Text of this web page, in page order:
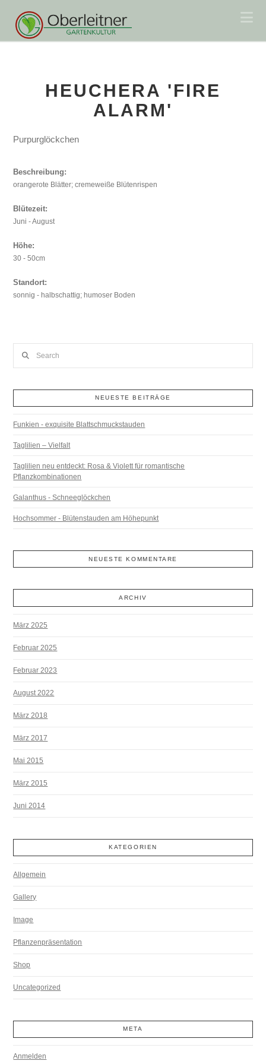
HEUCHERA 'FIRE
ALARM'
Purpurglöckchen
Beschreibung:
orangerote Blätter; cremeweiße Blütenrispen
Blütezeit:
Juni - August
Höhe:
30 - 50cm
Standort:
sonnig - halbschattig; humoser Boden
NEUESTE BEITRÄGE
Funkien - exquisite Blattschmuckstauden
Taglilien – Vielfalt
Taglilien neu entdeckt: Rosa & Violett für romantische
Pflanzkombinationen
Galanthus - Schneeglöckchen
Hochsommer - Blütenstauden am Höhepunkt
NEUESTE KOMMENTARE
ARCHIV
März 2025
Februar 2025
Februar 2023
August 2022
März 2018
März 2017
Mai 2015
März 2015
Juni 2014
KATEGORIEN
Allgemein
Gallery
Image
Pflanzenpräsentation
Shop
Uncategorized
META
Anmelden